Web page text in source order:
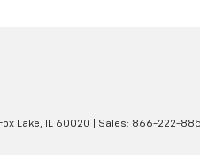
Fox Lake, IL 60020 | Sales: 866-222-